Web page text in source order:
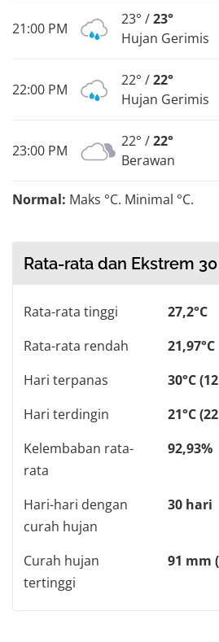
21:00 PM
23° /23°
Hujan Gerimis
22:00 PM
22° /22°
Hujan Gerimis
23:00 PM
22° /22°
Berawan
Normal: Maks °C. Minimal °C.
Rata-rata dan Ekstrem
Rata-rata tinggi
27,2°C
Rata-rata rendah
21,97°C
Hari terpanas
30°C
Hari terdingin
21°C
Kelembaban rata-
rata
92,93%
Hari-hari dengan
curah hujan
30 hari
Curah hujan
tertinggi
91 mm